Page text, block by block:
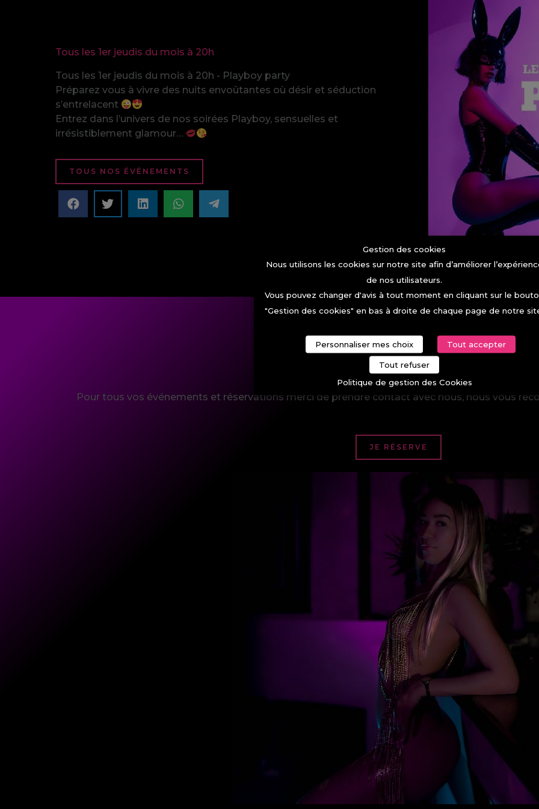
Tous les 1er jeudis du mois à 20h
Tous les 1er jeudis du mois à 20h - Playboy party
Préparez vous à vivre des nuits envoûtantes où désir et séduction
s’entrelacent
Entrez dans l’univers de nos soirées Playboy, sensuelles et
irrésistiblement glamour…
TOUS NOS ÉVÉNEMENTS
Réservation & contact
Pour tous vos événements et réservations merci de prendre contact avec nous, nous vous
JE RÉSERVE
Gestion des cookies
Nous utilisons les cookies sur notre site afin d’améliorer
de nos utilisateurs.
Vous pouvez changer d'avis à tout moment en cliquant sur le
"Gestion des cookies" en bas à droite de chaque page de notre
Personnaliser mes choix Tout accepter
Tout refuser
Politique de gestion des Cookies